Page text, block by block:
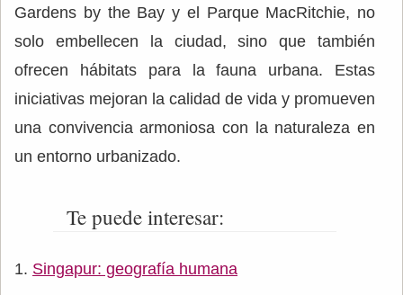
Gardens by the Bay y el Parque MacRitchie, no
solo embellecen la ciudad, sino que también
ofrecen hábitats para la fauna urbana. Estas
iniciativas mejoran la calidad de vida y promueven
una convivencia armoniosa con la naturaleza en
un entorno urbanizado.
Te puede interesar:
Singapur: geografía humana